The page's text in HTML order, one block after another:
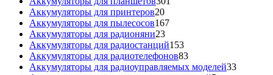
Аккумуляторы для принтеров2020
товаров
Аккумуляторы для пылесосов167167
Аккумуляторы для радионяни2323
товара
Аккумуляторы для радиостанций153153
товара
Аккумуляторы для радиотелефонов8383
товара
Аккумуляторы для радиоуправляемых моделей3333